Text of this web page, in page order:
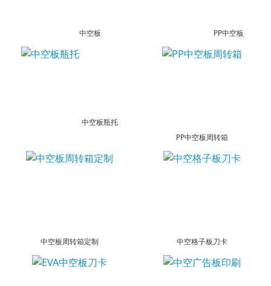
中空板 PP中空板
中空板瓶托
PP中空板周转箱
中空板周转箱定制 中空格子板刀卡